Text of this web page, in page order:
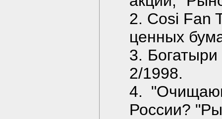
2. Cosi Fan
ценных
3.
2/1998.
4.
России?